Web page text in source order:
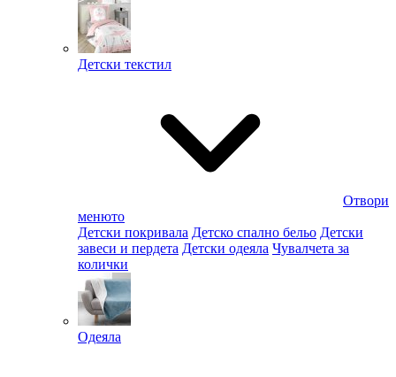
Детски текстил
Отвори
менюто
Детски покривала Детско спално бельо Детски
завеси и пердета Детски одеяла Чувалчета за
колички
Одеяла